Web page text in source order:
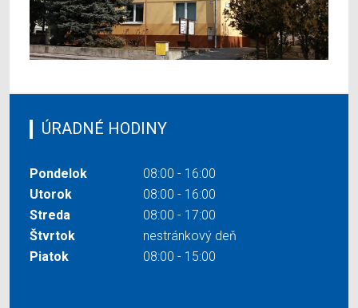
ÚRADNÉ HODINY
Pondelok
08:00 - 16:00
Utorok
08:00 - 16:00
Streda
08:00 - 17:00
Štvrtok
nestránkový deň
Piatok
08:00 - 15:00